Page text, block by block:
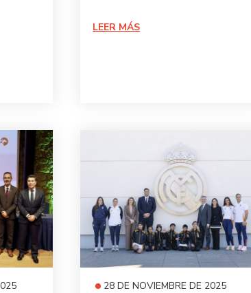
LEER MÁS
28 DE NOVIEMBRE DE 2025